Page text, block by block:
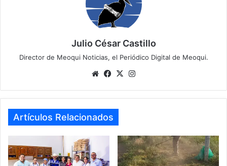
Julio César Castillo
Director de Meoqui Noticias, el Periódico Digital de Meoqui.
We
te
Fa
bo
ok
X
ra
Artículos Relacionados